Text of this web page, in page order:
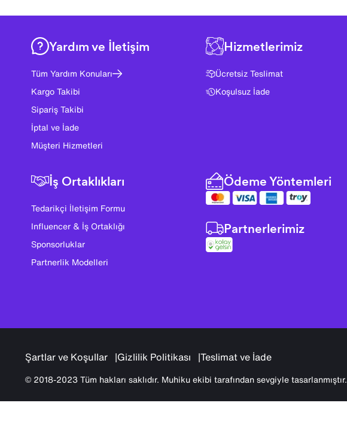
Yardım ve İletişim
Tüm Yardım Konuları
Kargo Takibi
Sipariş Takibi
İptal ve İade
Müşteri Hizmetleri
İş Ortaklıkları
Tedarikçi İletişim Formu
Influencer & İş Ortaklığı
Sponsorluklar
Partnerlik Modelleri
Hizmetlerimiz
Ücretsiz Teslimat
Koşulsuz İade
Ödeme Yöntemleri
Partnerlerimiz
Şartlar ve Koşullar Gizlilik Politikası Teslimat ve İade
© 2018-2023 Tüm hakları saklıdır. Muhiku ekibi tarafından sevgiyle tasarlanmıştır.